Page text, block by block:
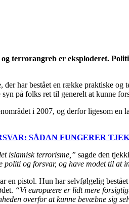
terrorangreb er eksploderet.
har bestået en række praktiske og
på folks ret til generelt at kunne
i 2007, og derfor ligesom
SÅDAN FUNGERER
islamisk terrorisme,” sagde den
politi og forsvar, og have modet til at
en pistol. Hun har selvfølgelig
“Vi europæere er lidt mere
overfor at kunne bevæbne sig